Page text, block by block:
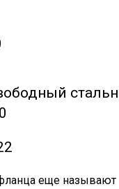
еще называют